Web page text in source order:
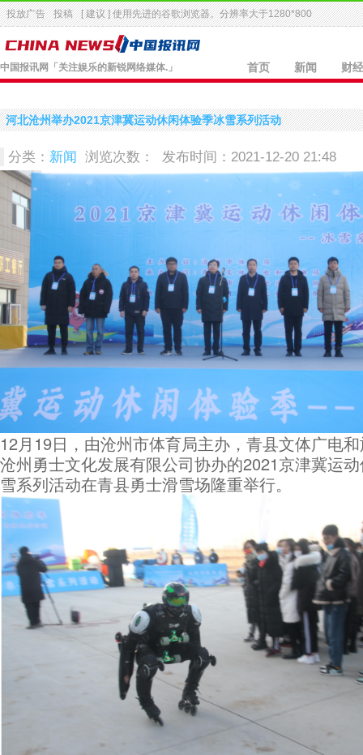
投放广告 投稿 [ 建议 ] 使用先进的谷歌浏览器。分辨率大于1280*800
中国报讯网 「关注娱乐的新锐网络媒体.」 首页 新闻 财经
河北沧州举办2021京津冀运动休闲体验季冰雪系列活动
分类： 新闻 浏览次数： 发布时间：2021-12-20 21:48
12月19日，由沧州市体育局主办，青县文体广电
沧州勇士文化发展有限公司协办的2021京津冀运
雪系列活动在青县勇士滑雪场隆重举行。